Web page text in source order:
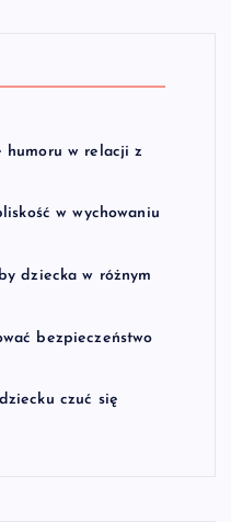
humoru w relacji z
w wychowaniu
dziecka w różnym
bezpieczeństwo
czuć się